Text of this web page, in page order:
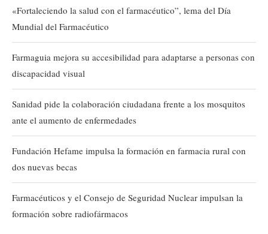
«Fortaleciendo la salud con el farmacéutico”, lema del Día
Mundial del Farmacéutico
Farmaguia mejora su accesibilidad para adaptarse a personas con
discapacidad visual
Sanidad pide la colaboración ciudadana frente a los mosquitos
ante el aumento de enfermedades
Fundación Hefame impulsa la formación en farmacia rural con
dos nuevas becas
Farmacéuticos y el Consejo de Seguridad Nuclear impulsan la
formación sobre radiofármacos